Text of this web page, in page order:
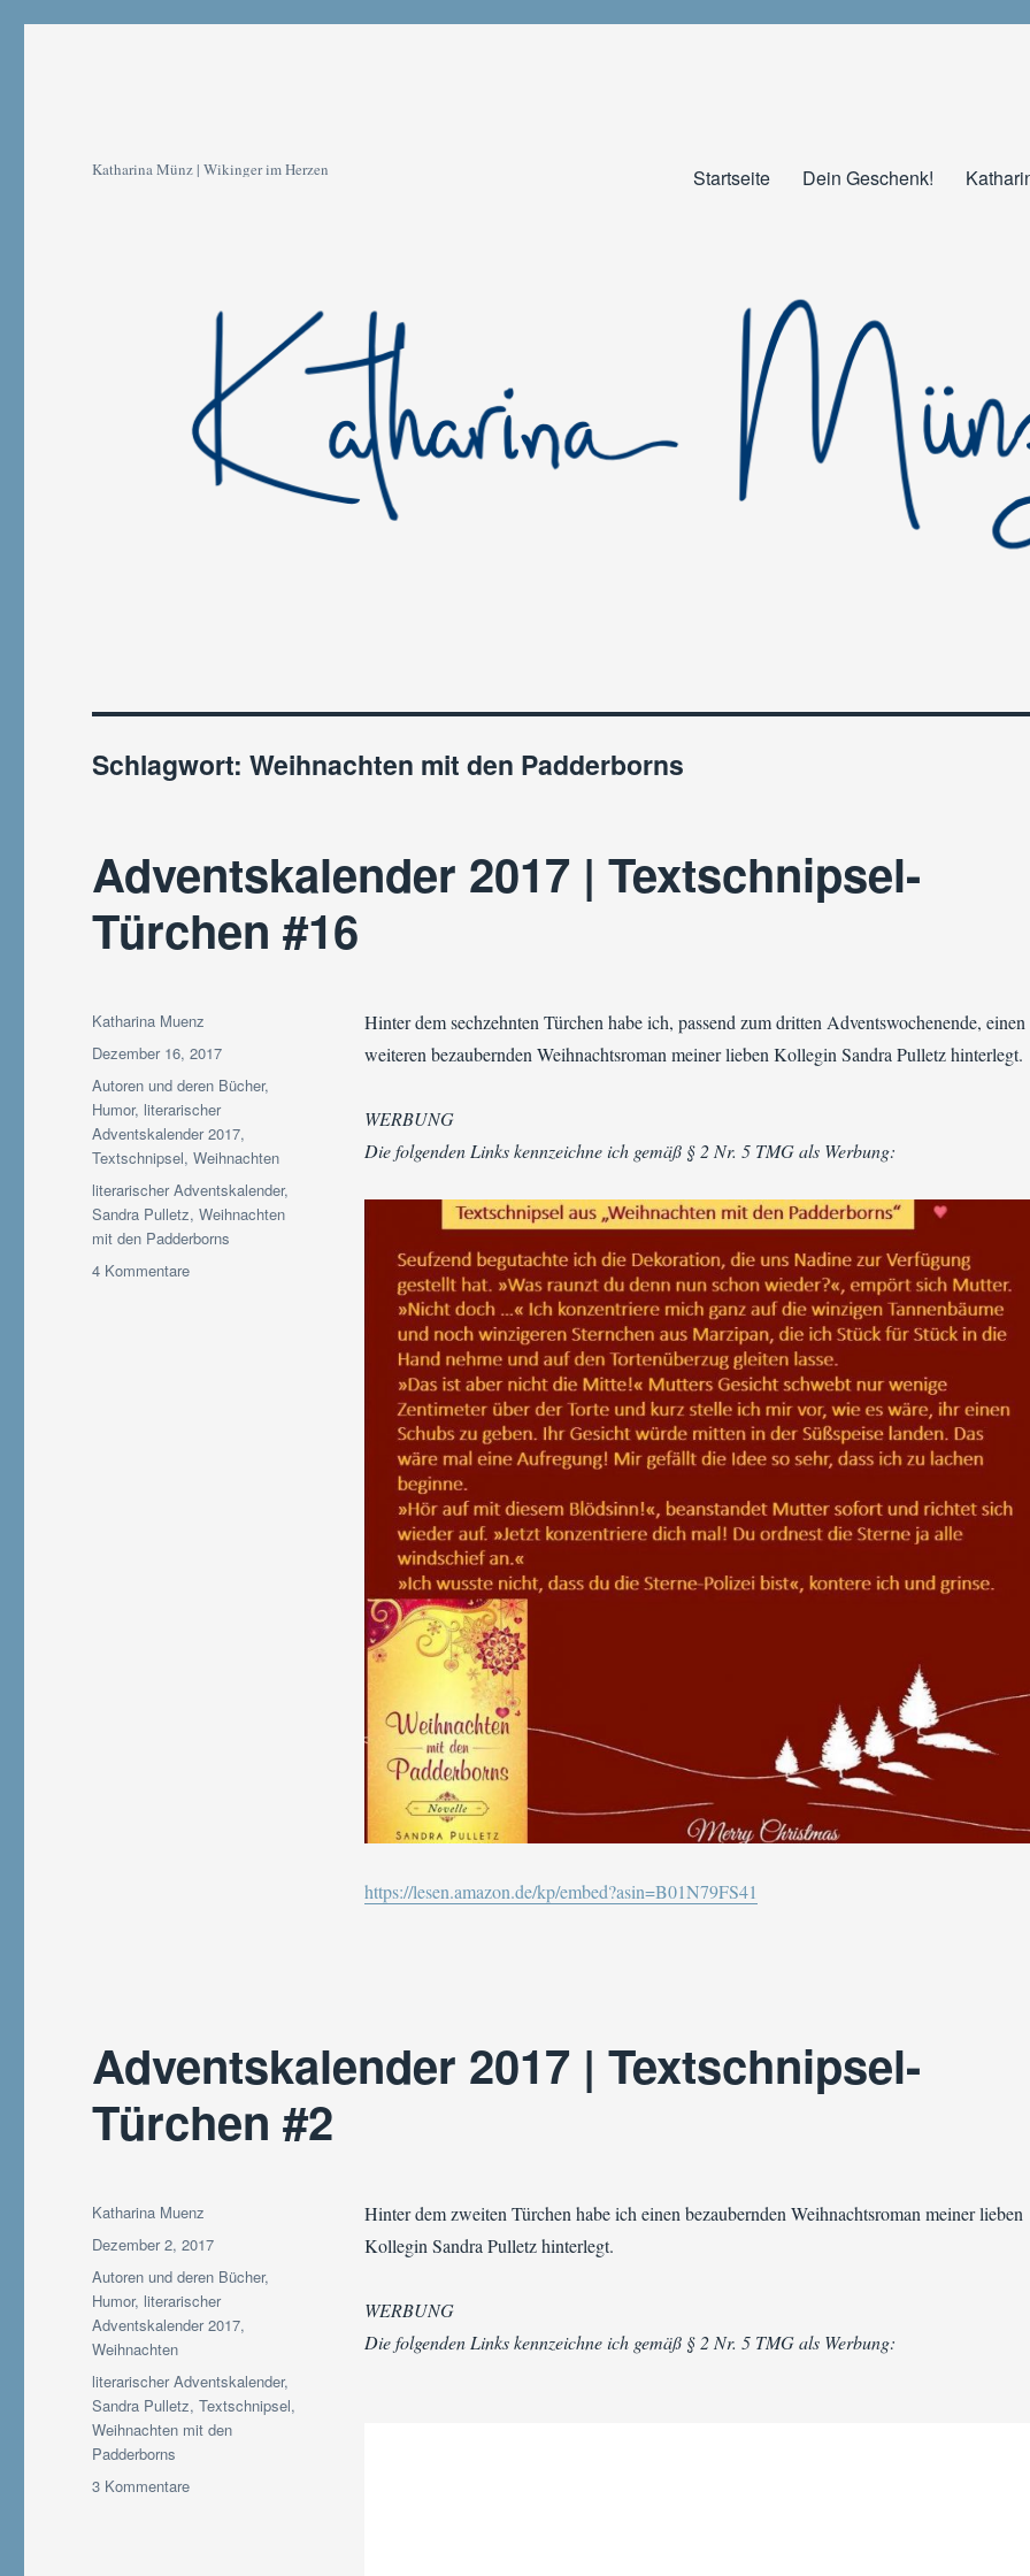
Katharina Münz | Wikinger im Herzen Startseite Dein Geschenk!
Schlagwort:Weihnachten mit den Padderborns
Adventskalender 2017 | Textschnipsel-
Türchen #16
Hinter dem sechzehnten Türchen habe ich, passend zum dritten Adventswochenende, einen
weiteren bezaubernden Weihnachtsroman meiner lieben Kollegin Sandra Pulletz hinterlegt.
WERBUNG
Die folgenden Links kennzeichne ich gemäß § 2 Nr. 5 TMG als Werbung:
https://lesen.amazon.de/kp/embed?asin=B01N79FS41
Autor
Katharina Muenz
Veröffentlicht
am
Dezember 16, 2017
Kategorien
Autoren und deren Bücher,
Humor, literarischer
Adventskalender 2017,
Textschnipsel,Weihnachten
Schlagwörter
literarischer Adventskalender,
Sandra Pulletz,Weihnachten
mit den Padderborns
4 Kommentarezu
Adventskalender 2017 | Textschnipsel-
Türchen #2
Hinter dem zweiten Türchen habe ich einen bezaubernden Weihnachtsroman meiner lieben
Kollegin Sandra Pulletz hinterlegt.
WERBUNG
Die folgenden Links kennzeichne ich gemäß § 2 Nr. 5 TMG als Werbung:
Autor
Katharina Muenz
Veröffentlicht
am
Dezember 2, 2017
Kategorien
Autoren und deren Bücher,
Humor, literarischer
Adventskalender 2017,
Weihnachten
Schlagwörter
literarischer Adventskalender,
Sandra Pulletz,Textschnipsel,
Weihnachten mit den
Padderborns
3 Kommentarezu